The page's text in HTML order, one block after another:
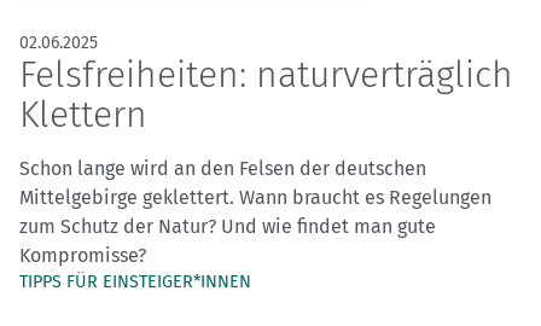
02.06.2025
Felsfreiheiten: naturverträglich
Klettern
Schon lange wird an den Felsen der deutschen
Mittelgebirge geklettert. Wann braucht es Regelungen
zum Schutz der Natur? Und wie findet man gute
Kompromisse?
TIPPS FÜR EINSTEIGER*INNEN